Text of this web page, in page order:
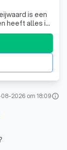
heeft alles in
Bent u
folder
Wij
2026 om 18:09info